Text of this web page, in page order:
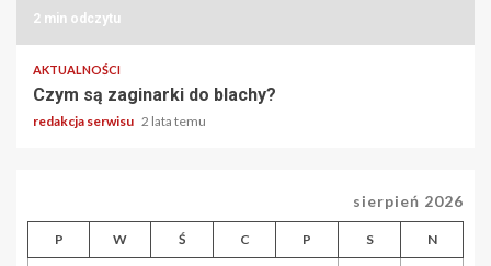
2 min odczytu
AKTUALNOŚCI
Czym są zaginarki do blachy?
redakcja serwisu 2 lata temu
sierpień 2026
P W Ś C P S N